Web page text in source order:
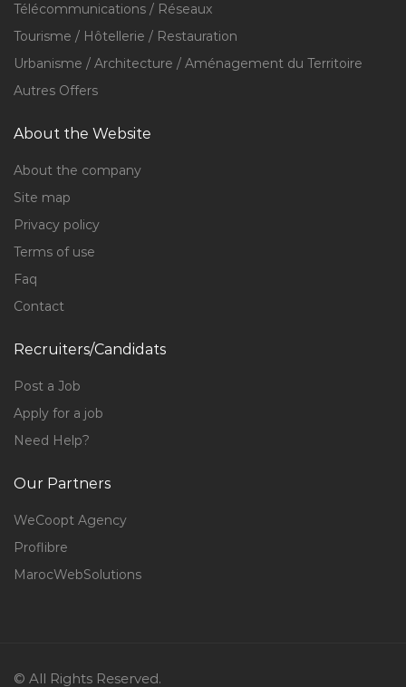
Télécommunications / Réseaux
Tourisme / Hôtellerie / Restauration
Urbanisme / Architecture / Aménagement du Territoire
Autres Offers
About the Website
About the company
Site map
Privacy policy
Terms of use
Faq
Contact
Recruiters/Candidats
Post a Job
Apply for a job
Need Help?
Our Partners
WeCoopt Agency
Proflibre
MarocWebSolutions
© All Rights Reserved.